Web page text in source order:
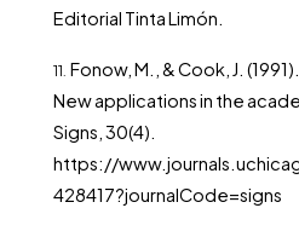
Editorial Tinta Limón.
Fonow, M., & Cook, J.
New applications in the
Signs, 30(4).
https://
428417?journalCode=signs